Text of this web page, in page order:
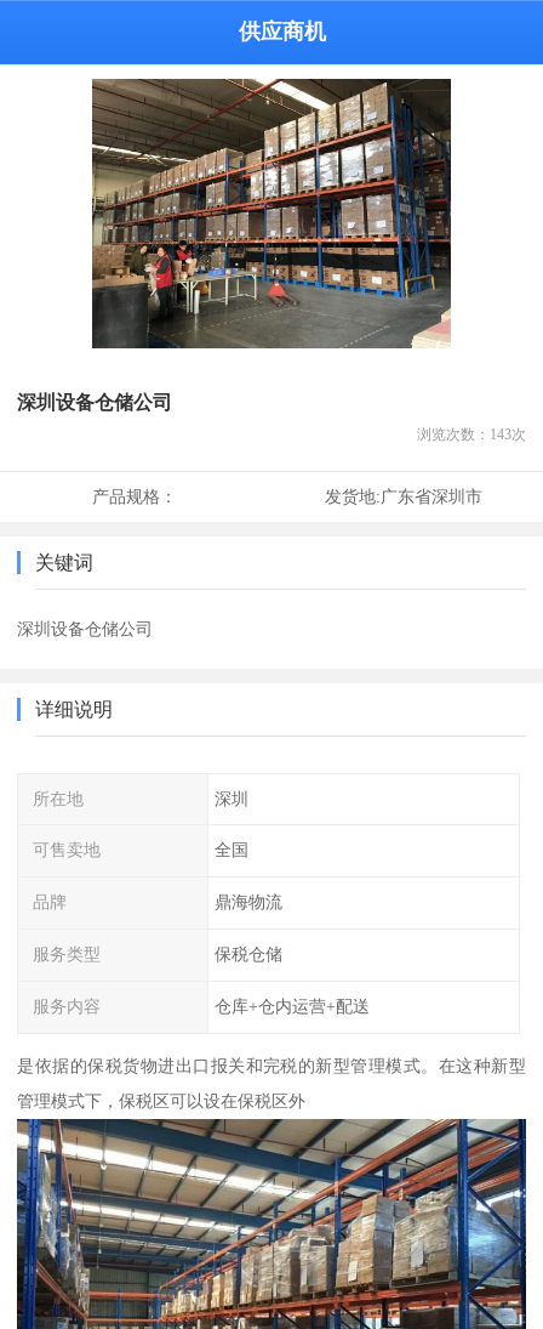
供应商机
深圳设备仓储公司
浏览次数： 143次
产品规格： 发货地:广东省深圳市
关键词
深圳设备仓储公司
详细说明
所在地 深圳
可售卖地 全国
品牌 鼎海物流
服务类型 保税仓储
服务内容 仓库+仓内运营+配送
是依据的保税货物进出口报关和完税的新型管理模式。在这种新型
管理模式下，保税区可以设在保税区外